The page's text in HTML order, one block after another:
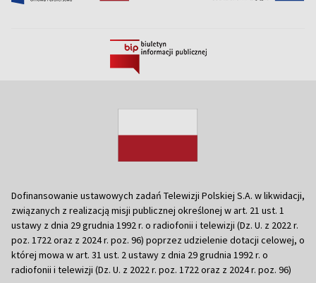
Dofinansowanie ustawowych zadań Telewizji Polskiej S.A. w likwidacji,
związanych z realizacją misji publicznej określonej w art. 21 ust. 1
ustawy z dnia 29 grudnia 1992 r. o radiofonii i telewizji (Dz. U. z 2022 r.
poz. 1722 oraz z 2024 r. poz. 96) poprzez udzielenie dotacji celowej, o
której mowa w art. 31 ust. 2 ustawy z dnia 29 grudnia 1992 r. o
radiofonii i telewizji (Dz. U. z 2022 r. poz. 1722 oraz z 2024 r. poz. 96)